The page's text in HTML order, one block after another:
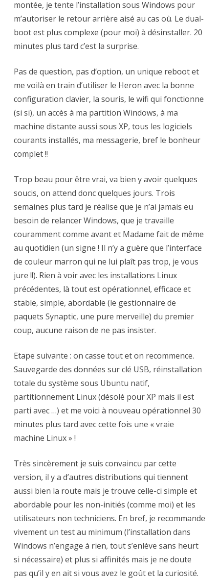
montée, je tente l’installation sous Windows pour
m’autoriser le retour arrière aisé au cas où. Le dual-
boot est plus complexe (pour moi) à désinstaller. 20
minutes plus tard c’est la surprise.
Pas de question, pas d’option, un unique reboot et
me voilà en train d’utiliser le Heron avec la bonne
configuration clavier, la souris, le wifi qui fonctionne
(si si), un accès à ma partition Windows, à ma
machine distante aussi sous XP, tous les logiciels
courants installés, ma messagerie, bref le bonheur
complet !!
Trop beau pour être vrai, va bien y avoir quelques
soucis, on attend donc quelques jours. Trois
semaines plus tard je réalise que je n’ai jamais eu
besoin de relancer Windows, que je travaille
couramment comme avant et Madame fait de même
au quotidien (un signe ! Il n’y a guère que l’interface
de couleur marron qui ne lui plaît pas trop, je vous
jure !!). Rien à voir avec les installations Linux
précédentes, là tout est opérationnel, efficace et
stable, simple, abordable (le gestionnaire de
paquets Synaptic, une pure merveille) du premier
coup, aucune raison de ne pas insister.
Etape suivante : on casse tout et on recommence.
Sauvegarde des données sur clé USB, réinstallation
totale du système sous Ubuntu natif,
partitionnement Linux (désolé pour XP mais il est
parti avec …) et me voici à nouveau opérationnel 30
minutes plus tard avec cette fois une « vraie
machine Linux » !
Très sincèrement je suis convaincu par cette
version, il y a d’autres distributions qui tiennent
aussi bien la route mais je trouve celle-ci simple et
abordable pour les non-initiés (comme moi) et les
utilisateurs non techniciens. En bref, je recommande
vivement un test au minimum (l’installation dans
Windows n’engage à rien, tout s’enlève sans heurt
si nécessaire) et plus si affinités mais je ne doute
pas qu’il y en ait si vous avez le goût et la curiosité.